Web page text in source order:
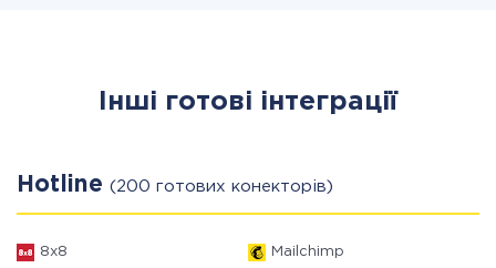
Інші готові інтеграції
Hotline (200 готових конекторів)
8x8 Mailchimp